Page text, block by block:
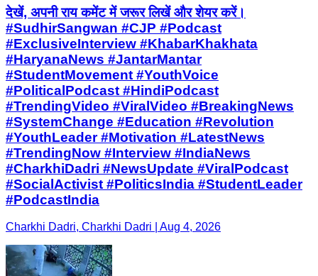
देखें, अपनी राय कमेंट में जरूर लिखें और शेयर करें।
#SudhirSangwan #CJP #Podcast
#ExclusiveInterview #KhabarKhakhata
#HaryanaNews #JantarMantar
#StudentMovement #YouthVoice
#PoliticalPodcast #HindiPodcast
#TrendingVideo #ViralVideo #BreakingNews
#SystemChange #Education #Revolution
#YouthLeader #Motivation #LatestNews
#TrendingNow #Interview #IndiaNews
#CharkhiDadri #NewsUpdate #ViralPodcast
#SocialActivist #PoliticsIndia #StudentLeader
#PodcastIndia
Charkhi Dadri, Charkhi Dadri | Aug 4, 2026